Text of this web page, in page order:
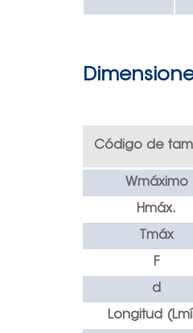
Código de
Wmáximo
Hmáx.
Tmáx
F
d
Longitud